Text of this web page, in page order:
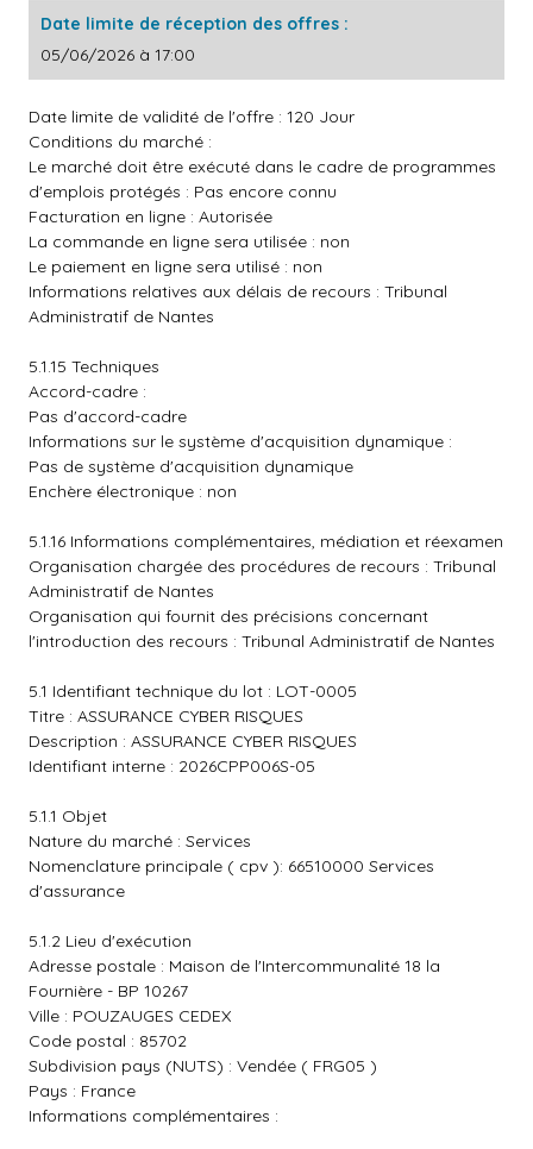
Date limite de réception des offres :
05/06/2026 à 17:00
Date limite de validité de l'offre : 120 Jour
Conditions du marché :
Le marché doit être exécuté dans le cadre de programmes
d'emplois protégés : Pas encore connu
Facturation en ligne : Autorisée
La commande en ligne sera utilisée : non
Le paiement en ligne sera utilisé : non
Informations relatives aux délais de recours : Tribunal
Administratif de Nantes
5.1.15 Techniques
Accord-cadre :
Pas d'accord-cadre
Informations sur le système d'acquisition dynamique :
Pas de système d'acquisition dynamique
Enchère électronique : non
5.1.16 Informations complémentaires, médiation et réexamen
Organisation chargée des procédures de recours : Tribunal
Administratif de Nantes
Organisation qui fournit des précisions concernant
l'introduction des recours : Tribunal Administratif de Nantes
5.1 Identifiant technique du lot : LOT-0005
Titre : ASSURANCE CYBER RISQUES
Description : ASSURANCE CYBER RISQUES
Identifiant interne : 2026CPP006S-05
5.1.1 Objet
Nature du marché : Services
Nomenclature principale ( cpv ): 66510000 Services
d'assurance
5.1.2 Lieu d'exécution
Adresse postale : Maison de l'Intercommunalité 18 la
Fournière - BP 10267
Ville : POUZAUGES CEDEX
Code postal : 85702
Subdivision pays (NUTS) : Vendée ( FRG05 )
Pays : France
Informations complémentaires :